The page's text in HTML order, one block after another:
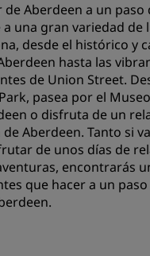
Aberdeen a un paso
una gran variedad de
desde el histórico y
hasta las
de Union Street.
pasea por el Museo
o disfruta de un
Aberdeen. Tanto si
de unos días de
encontrarás
que hacer a un